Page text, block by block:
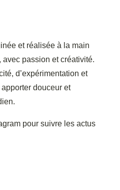
et réalisée à la main
passion et créativité.
d’expérimentation et
douceur et
pour suivre les actus